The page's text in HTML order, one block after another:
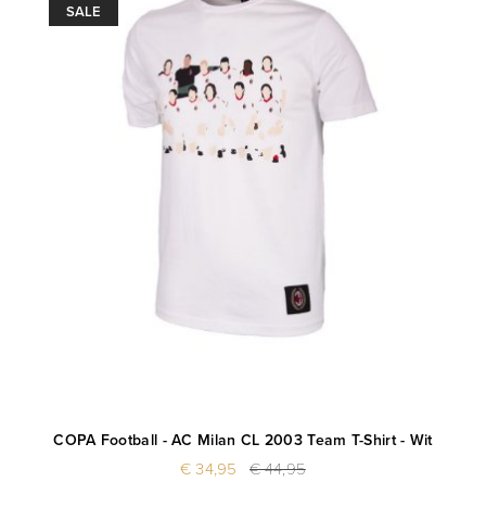
SALE
COPA Football - AC Milan CL 2003 Team T-Shirt - Wit
€ 34,95 € 44,95